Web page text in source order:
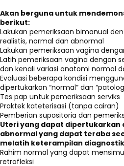
Akan berguna untuk
berikut:
Lakukan pemeriksaan bimanual
realistis, normal dan abnormal
Lakukan pemeriksaan vagina
Latih pemeriksaan vagina dengan
dan kenali variasi anatomi normal
Evaluasi beberapa kondisi
dipertukarkan “normal” dan
Tes pap untuk pemeriksaan serviks
Praktek kateterisasi (tanpa cairan)
Pemberian supositoria dan
Uteri yang dapat dipertukarkan
abnormal yang dapat teraba
melatih keterampilan
Rahim normal yang dapat
retrofleksi